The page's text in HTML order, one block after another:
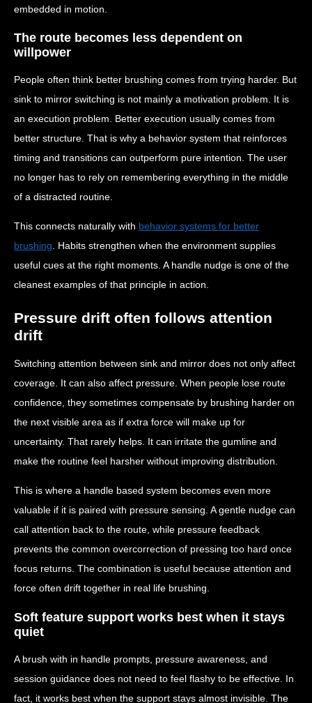
embedded in motion.
The route becomes less dependent on
willpower
People often think better brushing comes from trying harder. But
sink to mirror switching is not mainly a motivation problem. It is
an execution problem. Better execution usually comes from
better structure. That is why a behavior system that reinforces
timing and transitions can outperform pure intention. The user
no longer has to rely on remembering everything in the middle
of a distracted routine.
This connects naturally with behavior systems for better
brushing. Habits strengthen when the environment supplies
useful cues at the right moments. A handle nudge is one of the
cleanest examples of that principle in action.
Pressure drift often follows attention
drift
Switching attention between sink and mirror does not only affect
coverage. It can also affect pressure. When people lose route
confidence, they sometimes compensate by brushing harder on
the next visible area as if extra force will make up for
uncertainty. That rarely helps. It can irritate the gumline and
make the routine feel harsher without improving distribution.
This is where a handle based system becomes even more
valuable if it is paired with pressure sensing. A gentle nudge can
call attention back to the route, while pressure feedback
prevents the common overcorrection of pressing too hard once
focus returns. The combination is useful because attention and
force often drift together in real life brushing.
Soft feature support works best when it stays
quiet
A brush with in handle prompts, pressure awareness, and
session guidance does not need to feel flashy to be effective. In
fact, it works best when the support stays almost invisible. The